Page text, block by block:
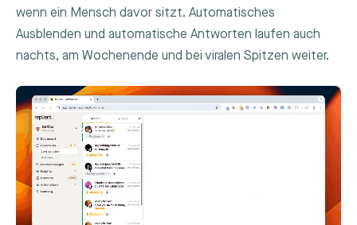
wenn ein Mensch davor sitzt. Automatisches
Ausblenden und automatische Antworten laufen auch
nachts, am Wochenende und bei viralen Spitzen weiter.